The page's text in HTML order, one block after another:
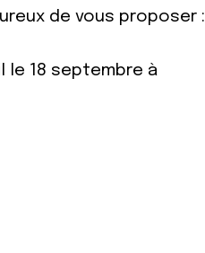
de vous proposer :
18 septembre à